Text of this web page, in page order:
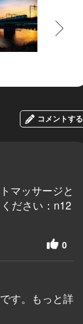
コメントする
マッサージと
ださい：n12
0
す。もっと詳